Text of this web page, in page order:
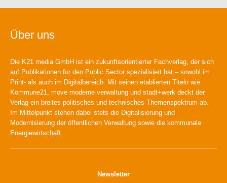
Über uns
Die K21 media GmbH ist ein zukunftsorientierter Fachverlag, der sich
auf Publikationen für den Public Sector spezialisiert hat – sowohl im
Print- als auch im Digitalbereich. Mit seinen etablierten Titeln wie
Kommune21, move moderne verwaltung und stadt+werk deckt der
Verlag ein breites politisches und technisches Themenspektrum ab.
Im Mittelpunkt stehen dabei stets die Digitalisierung und
Modernisierung der öffentlichen Verwaltung sowie die kommunale
Energiewirtschaft.
Newsletter